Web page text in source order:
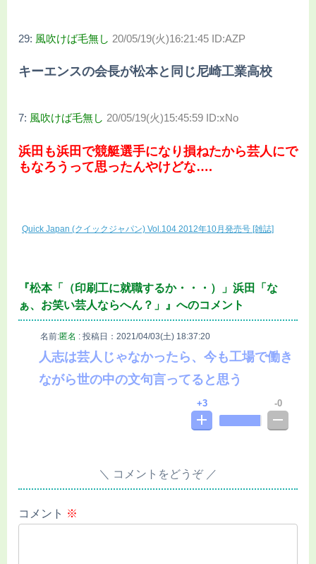
29: 風吹けば毛無し 20/05/19(火)16:21:45 ID:AZP
キーエンスの会長が松本と同じ尼崎工業高校
7: 風吹けば毛無し 20/05/19(火)15:45:59 ID:xNo
浜田も浜田で競艇選手になり損ねたから芸人にで
もなろうって思ったんやけどな….
Quick Japan (クイックジャパン) Vol.104 2012年10月発売号 [雑誌]
『松本「（印刷工に就職するか・・・）」浜田「な
ぁ、お笑い芸人ならへん？」』へのコメント
名前:匿名 : 投稿日：2021/04/03(土) 18:37:20
人志は芸人じゃなかったら、今も工場で働き
ながら世の中の文句言ってると思う
3 0
コメントをどうぞ
コメント ※